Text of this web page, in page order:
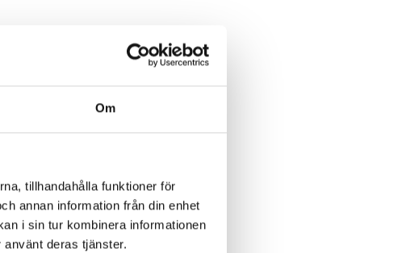
Om
tillhandahålla funktioner för
annan information från din enhet
i sin tur kombinera informationen
deras tjänster.